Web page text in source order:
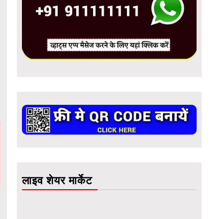
लाइव शेयर मार्केट